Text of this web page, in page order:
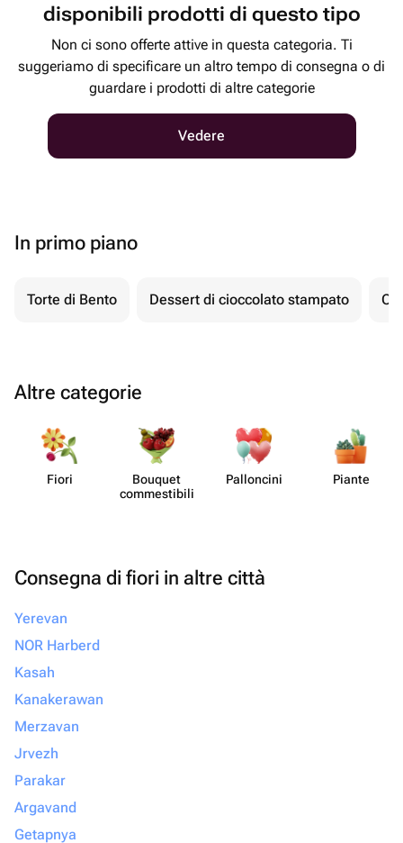
disponibili prodotti di questo tipo
Non ci sono offerte attive in questa categoria. Ti
suggeriamo di specificare un altro tempo di consegna o di
guardare i prodotti di altre categorie
Vedere
In primo piano
Torte di Bento Dessert di cioccolato stampato
Altre categorie
Fiori
Bouquet
commes​tibili
Pall​oncini Piante
Consegna di fiori in altre città
Yerevan
NOR Harberd
Kasah
Kanakerawan
Merzavan
Jrvezh
Parakar
Argavand
Getapnya